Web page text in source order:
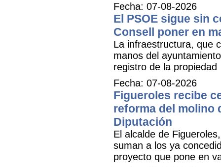
Fecha: 07-08-2026
El PSOE sigue sin
Consell poner en
La infraestructura, que
manos del
registro de la propiedad
Fecha: 07-08-2026
Figueroles recibe
reforma del molino
Diputación
El alcalde de
suman a los ya
proyecto que pone en